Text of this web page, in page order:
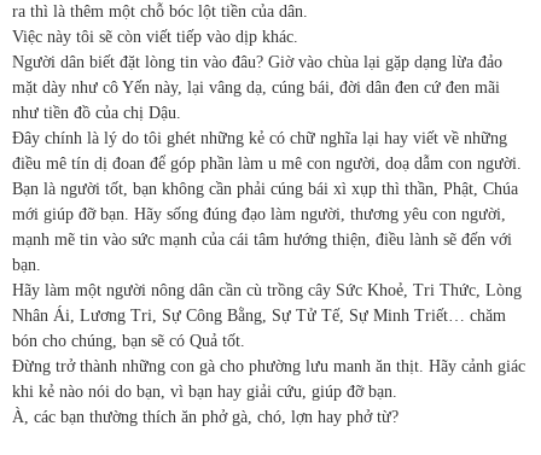
ra thì là thêm một chỗ bóc lột tiền của dân.
Việc này tôi sẽ còn viết tiếp vào dịp khác.
Người dân biết đặt lòng tin vào đâu? Giờ vào chùa lại gặp dạng lừa đảo
mặt dày như cô Yến này, lại vâng dạ, cúng bái, đời dân đen cứ đen mãi
như tiền đồ của chị Dậu.
Đây chính là lý do tôi ghét những kẻ có chữ nghĩa lại hay viết về những
điều mê tín dị đoan để góp phần làm u mê con người, doạ dẫm con người.
Bạn là người tốt, bạn không cần phải cúng bái xì xụp thì thần, Phật, Chúa
mới giúp đỡ bạn. Hãy sống đúng đạo làm người, thương yêu con người,
mạnh mẽ tin vào sức mạnh của cái tâm hướng thiện, điều lành sẽ đến với
bạn.
Hãy làm một người nông dân cần cù trồng cây Sức Khoẻ, Tri Thức, Lòng
Nhân Ái, Lương Tri, Sự Công Bằng, Sự Tử Tế, Sự Minh Triết… chăm
bón cho chúng, bạn sẽ có Quả tốt.
Đừng trở thành những con gà cho phường lưu manh ăn thịt. Hãy cảnh giác
khi kẻ nào nói do bạn, vì bạn hay giải cứu, giúp đỡ bạn.
À, các bạn thường thích ăn phở gà, chó, lợn hay phở từ?